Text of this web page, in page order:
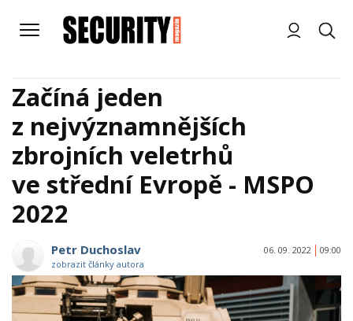
Začíná jeden
z nejvýznamnějších
zbrojních veletrhů
ve střední Evropě - MSPO
2022
Petr Duchoslav
zobrazit články autora
06. 09. 2022 09:00